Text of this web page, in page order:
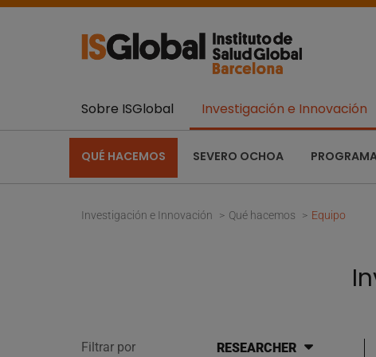
Sobre ISGlobal Investigación e Innovación
QUÉ HACEMOS SEVERO OCHOA
Investigación e Innovación Qué hacemos Equipo
Filtrar por RESEARCHER